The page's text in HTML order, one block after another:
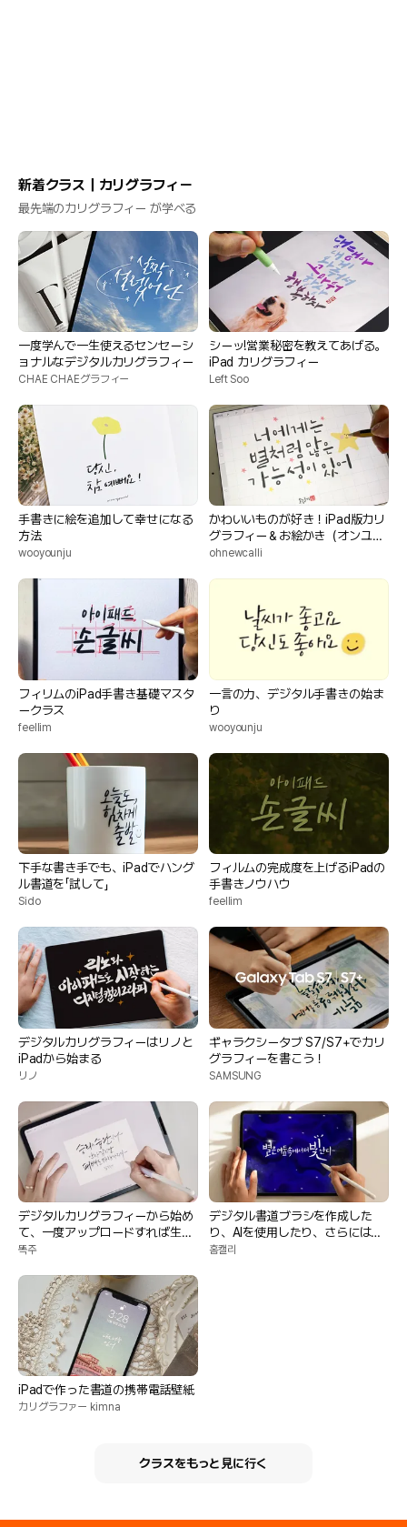
新着クラス｜カリグラフィー
最先端のカリグラフィー が学べる
一度学んで一生使えるセンセーシ
ョナルなデジタルカリグラフィー
CHAE CHAEグラフィー
シーッ!営業秘密を教えてあげる。
iPad カリグラフィー
Left Soo
手書きに絵を追加して幸せになる
方法
wooyounju
かわいいものが好き！iPad版カリ
グラフィー＆お絵かき（オンユ
ー・グル）
ohnewcalli
フィリムのiPad手書き基礎マスタ
ークラス
feellim
一言の力、デジタル手書きの始ま
り
wooyounju
下手な書き手でも、iPadでハング
ル書道を「試して」
Sido
フィルムの完成度を上げるiPadの
手書きノウハウ
feellim
デジタルカリグラフィーはリノと
iPadから始まる
リノ
ギャラクシータブ S7/S7+でカリ
グラフィーを書こう！
SAMSUNG
デジタルカリグラフィーから始め
て、一度アップロードすれば生涯
株式年金がもらえます
똑주
デジタル書道ブラシを作成した
り、AIを使用したり、さらには収
益化したりできます。
홈캘리
iPadで作った書道の携帯電話壁紙
カリグラファー kimna
クラスをもっと見に行く